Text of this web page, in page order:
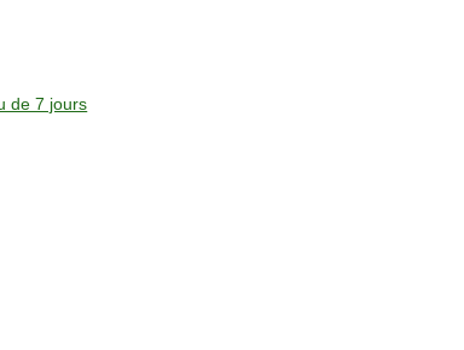
°C).
et faire chauffer pendant 10-15 minutes.
laisser reposer et servir. Bon appétit!
de 7 jours